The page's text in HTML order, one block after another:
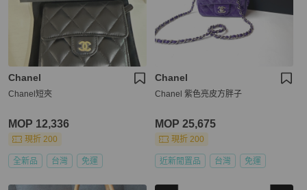
Chanel
Chanel短夾
MOP 12,336
現折 200
全新品 台灣 免運
Chanel
Chanel 紫色亮皮方胖子
MOP 25,675
現折 200
近新閒置品 台灣 免運